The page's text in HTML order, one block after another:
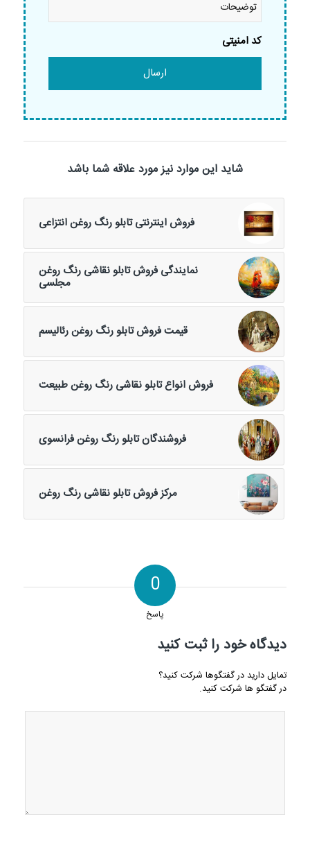
کد امنیتی
شاید این موارد نیز مورد علاقه شما باشد
فروش اینترنتی تابلو رنگ روغن انتزاعی
نمایندگی فروش تابلو نقاشی رنگ روغن
مجلسی
قیمت فروش تابلو رنگ روغن رئالیسم
فروش انواع تابلو نقاشی رنگ روغن طبیعت
فروشندگان تابلو رنگ روغن فرانسوی
مرکز فروش تابلو نقاشی رنگ روغن
0
پاسخ
دیدگاه خود را ثبت کنید
تمایل دارید در گفتگوها شرکت کنید؟
در گفتگو ها شرکت کنید.